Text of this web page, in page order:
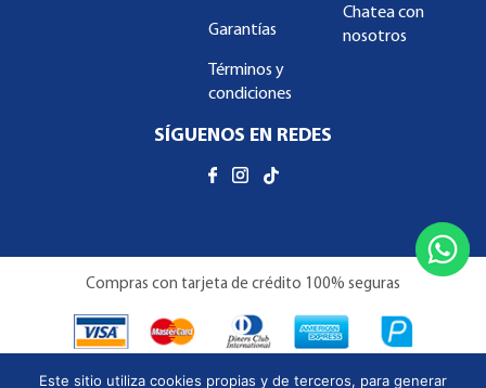
Garantías
Términos y
condiciones
Chatea con
nosotros
SÍGUENOS EN REDES
Compras con tarjeta de crédito 100% seguras
Este sitio utiliza cookies propias y de terceros, para generar